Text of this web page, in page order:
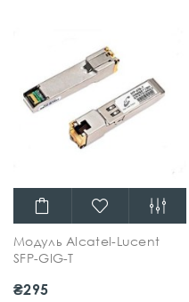
Модуль Alcatel-Lucent
SFP-GIG-T
₴295